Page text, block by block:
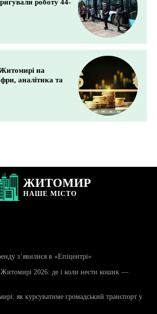
роботу 44-
на
аналітика та
ЖИТОМИР
НАШЕ МІСТО
з’явилися в «Епіцентрі»
Житомирі 2026: де і коли нести кошик —
як курсуватиме громадський транспорт у